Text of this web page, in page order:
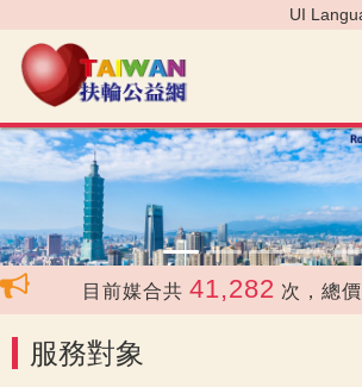
UI
‹
目前媒合共 41,282 次，總價
服務對象